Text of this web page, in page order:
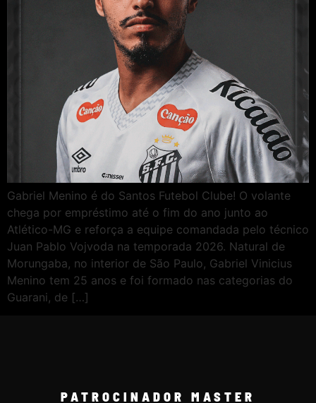
Gabriel Menino é do Santos Futebol Clube! O volante
chega por empréstimo até o fim do ano junto ao
Atlético-MG e reforça a equipe comandada pelo técnico
Juan Pablo Vojvoda na temporada 2026. Natural de
Morungaba, no interior de São Paulo, Gabriel Vinicius
Menino tem 25 anos e foi formado nas categorias do
Guarani, de […]
PATROCINADOR MASTER